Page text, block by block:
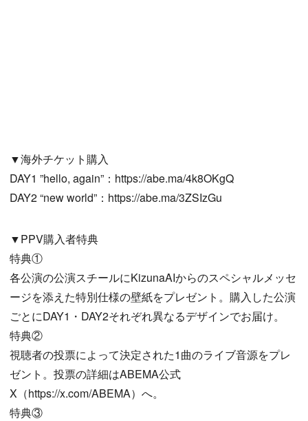
▼海外チケット購入
DAY1 ”hello, again”：https://abe.ma/4k8OKgQ
DAY2 “new world”：https://abe.ma/3ZSIzGu
▼PPV購入者特典
特典①
各公演の公演スチールにKizunaAIからのスペシャルメッセ
ージを添えた特別仕様の壁紙をプレゼント。購入した公演
ごとにDAY1・DAY2それぞれ異なるデザインでお届け。
特典②
視聴者の投票によって決定された1曲のライブ音源をプレ
ゼント。投票の詳細はABEMA公式
X（https://x.com/ABEMA）へ。
特典③